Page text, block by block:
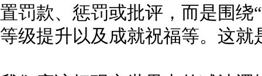
置罚款、惩罚或批评，而是围绕
等级提升以及成就祝福等。这